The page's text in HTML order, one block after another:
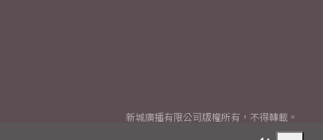
新城廣播有限公司版權所有，不得轉載。
2026© Metro Broadcast Corporation Limited. All rights reserved.